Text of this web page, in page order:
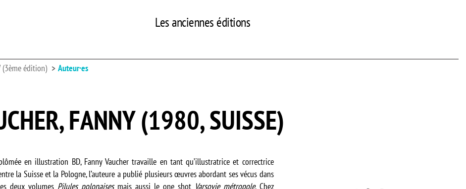
Les anciennes éditions
(3ème édition) Auteur·es
FANNY (1980, SUISSE)
en illustration BD, Fanny Vaucher travaille en tant qu’illustratrice et correctrice
la Suisse et la Pologne, l’auteure a publié plusieurs œuvres abordant ses vécus dans
deux volumes Pilules polonaisesmais aussi le one shot Varsovie métropole. Chez